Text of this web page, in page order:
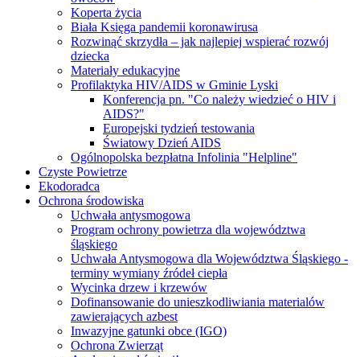
Koperta życia
Biała Księga pandemii koronawirusa
Rozwinąć skrzydła – jak najlepiej wspierać rozwój
dziecka
Materiały edukacyjne
Profilaktyka HIV/AIDS w Gminie Lyski
Konferencja pn. "Co należy wiedzieć o HIV i
AIDS?"
Europejski tydzień testowania
Światowy Dzień AIDS
Ogólnopolska bezpłatna Infolinia "Helpline"
Czyste Powietrze
Ekodoradca
Ochrona środowiska
Uchwała antysmogowa
Program ochrony powietrza dla województwa
śląskiego
Uchwała Antysmogowa dla Województwa Śląskiego -
terminy wymiany źródeł ciepła
Wycinka drzew i krzewów
Dofinansowanie do unieszkodliwiania materialów
zawierających azbest
Inwazyjne gatunki obce (IGO)
Ochrona Zwierząt